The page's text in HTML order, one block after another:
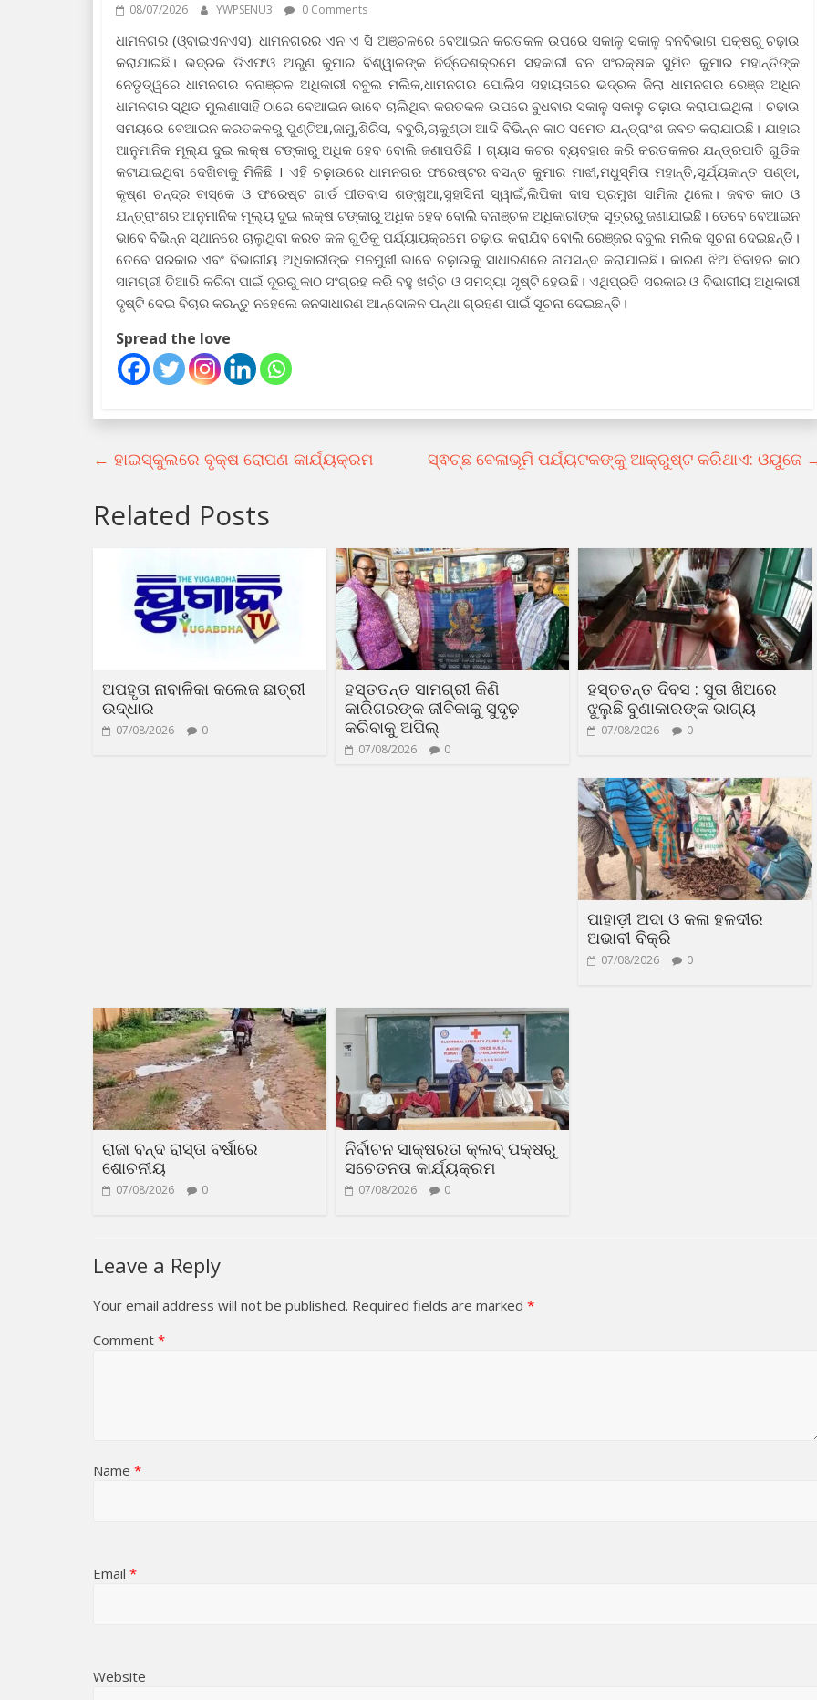
08/07/2026 YWPSENU3 0 Comments
ଧାମନଗର (ଓ୍ବାଇଏନଏସ): ଧାମନଗରର ଏନ ଏ ସି ଅଞ୍ଚଳରେ ବେଆଇନ କରତକଳ ଉପରେ ସକାଳୁ ସକାଳୁ ବନବିଭାଗ ପକ୍ଷରୁ ଚଢ଼ାଉ
କରାଯାଇଛି। ଭଦ୍ରକ ଡିଏଫଓ ଅରୁଣ କୁମାର ବିଶ୍ୱାଳଙ୍କ ନିର୍ଦ୍ଦେଶକ୍ରମେ ସହକାରୀ ବନ ସଂରକ୍ଷକ ସୁମିତ କୁମାର ମହାନ୍ତିଙ୍କ
ନେତୃତ୍ୱରେ ଧାମନଗର ବନାଞ୍ଚଳ ଅଧିକାରୀ ବବୁଲ ମଲିକ,ଧାମନଗର ପୋଲିସ ସହାୟତାରେ ଭଦ୍ରକ ଜିଲା ଧାମନଗର ରେଞ୍ଜ ଅଧିନ
ଧାମନଗର ସ୍ଥିତ ମୁଲଣାସାହି ଠାରେ ବେଆଇନ ଭାବେ ଚାଲିଥିବା କରତକଳ ଉପରେ ବୁଧବାର ସକାଳୁ ସକାଳୁ ଚଢ଼ାଉ କରାଯାଇଥିଲା I ଚଢାଉ
ସମୟରେ ବେଆଇନ କରତକଳରୁ ପୁଣ୍ଟିଆ,ଜାମୁ,ଶିରିସ, ବବୁରି,ଚାକୁଣ୍ଡା ଆଦି ବିଭିନ୍ନ କାଠ ସମେତ ଯନ୍ତ୍ରାଂଶ ଜବତ କରାଯାଇଛି। ଯାହାର
ଆନୁମାନିକ ମୂଲ୍ଯ ଦୁଇ ଲକ୍ଷ ଟଙ୍କାରୁ ଅଧିକ ହେବ ବୋଲି ଜଣାପଡିଛି I ଗ୍ୟାସ କଟର ବ୍ୟବହାର କରି କରତକଳର ଯନ୍ତ୍ରପାତି ଗୁଡିକ
କଟାଯାଇଥିବା ଦେଖିବାକୁ ମିଳିଛି I ଏହି ଚଢ଼ାଉରେ ଧାମନଗର ଫରେଷ୍ଟର ବସନ୍ତ କୁମାର ମାଝୀ,ମଧୁସ୍ମିତା ମହାନ୍ତି,ସୂର୍ଯ୍ୟକାନ୍ତ ପଣ୍ଡା,
କୃଷ୍ଣ ଚନ୍ଦ୍ର ବାସ୍କେ ଓ ଫରେଷ୍ଟ ଗାର୍ଡ ପୀତବାସ ଶଙ୍ଖୁଆ,ସୁହାସିନୀ ସ୍ୱାଇଁ,ଲିପିକା ଦାସ ପ୍ରମୁଖ ସାମିଲ ଥିଲେ। ଜବତ କାଠ ଓ
ଯନ୍ତ୍ରାଂଶର ଆନୁମାନିକ ମୂଲ୍ୟ ଦୁଇ ଲକ୍ଷ ଟଙ୍କାରୁ ଅଧିକ ହେବ ବୋଲି ବନାଞ୍ଚଳ ଅଧିକାରୀଙ୍କ ସୂତ୍ରରୁ ଜଣାଯାଇଛି। ତେବେ ବେଆଇନ
ଭାବେ ବିଭିନ୍ନ ସ୍ଥାନରେ ଚାଲୁଥିବା କରତ କଳ ଗୁଡିକୁ ପର୍ଯ୍ୟାୟକ୍ରମେ ଚଢ଼ାଉ କରାଯିବ ବୋଲି ରେଞ୍ଜର ବବୁଲ ମଲିକ ସୂଚନା ଦେଇଛନ୍ତି।
ତେବେ ସରକାର ଏବଂ ବିଭାଗୀୟ ଅଧିକାରୀଙ୍କ ମନମୁଖୀ ଭାବେ ଚଢ଼ାଉକୁ ସାଧାରଣରେ ନାପସନ୍ଦ କରାଯାଇଛି। କାରଣ ଝିଅ ବିବାହର କାଠ
ସାମଗ୍ରୀ ତିଆରି କରିବା ପାଇଁ ଦୂରରୁ କାଠ ସଂଗ୍ରହ କରି ବହୁ ଖର୍ଚ୍ଚ ଓ ସମସ୍ୟା ସୃଷ୍ଟି ହେଉଛି। ଏଥିପ୍ରତି ସରକାର ଓ ବିଭାଗୀୟ ଅଧିକାରୀ
ଦୃଷ୍ଟି ଦେଇ ବିଚାର କରନ୍ତୁ ନହେଲେ ଜନସାଧାରଣ ଆନ୍ଦୋଳନ ପନ୍ଥା ଗ୍ରହଣ ପାଇଁ ସୂଚନା ଦେଇଛନ୍ତି।
Spread the love
← ହାଇସ୍କୁଲରେ ବୃକ୍ଷ ରୋପଣ କାର୍ଯ୍ୟକ୍ରମ ସ୍ଵଚ୍ଛ ବେଳାଭୂମି ପର୍ଯ୍ୟଟକଙ୍କୁ ଆକ୍ରୁଷ୍ଟ କରିଥାଏ: ଓୟୁଜେ
Related Posts
ଅପହୃତା ନାବାଳିକା କଲେଜ ଛାତ୍ରୀ
ଉଦ୍ଧାର
07/08/2026 0
ହସ୍ତତନ୍ତ ସାମଗ୍ରୀ କିଣି
କାରିଗରଙ୍କ ଜୀବିକାକୁ ସୁଦୃଢ଼
କରିବାକୁ ଅପିଲ୍
07/08/2026 0
ହସ୍ତତନ୍ତ ଦିବସ : ସୁତା ଖିଅରେ
ଝୁଲୁଛି ବୁଣାକାରଙ୍କ ଭାଗ୍ୟ
07/08/2026 0
ପାହାଡ଼ୀ ଅଦା ଓ କଳା ହଳଦୀର
ଅଭାବୀ ବିକ୍ରି
07/08/2026 0
ରାଜା ବନ୍ଦ ରାସ୍ତା ବର୍ଷାରେ
ଶୋଚନୀୟ
07/08/2026 0
ନିର୍ବାଚନ ସାକ୍ଷରତା କ୍ଲବ୍ ପକ୍ଷରୁ
ସଚେତନତା କାର୍ଯ୍ୟକ୍ରମ
07/08/2026 0
Leave a Reply
Your email address will not be published. Required fields are marked *
Comment *
Name *
Email *
Website